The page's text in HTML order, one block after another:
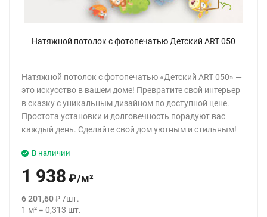
Натяжной потолок с фотопечатью Детский ART 050
Натяжной потолок с фотопечатью «Детский ART 050» —
это искусство в вашем доме! Превратите свой интерьер
в сказку с уникальным дизайном по доступной цене.
Простота установки и долговечность порадуют вас
каждый день. Сделайте свой дом уютным и стильным!
В наличии
1 938 ₽/м²
6 201,60₽ /шт.
1 м² = 0,313 шт.